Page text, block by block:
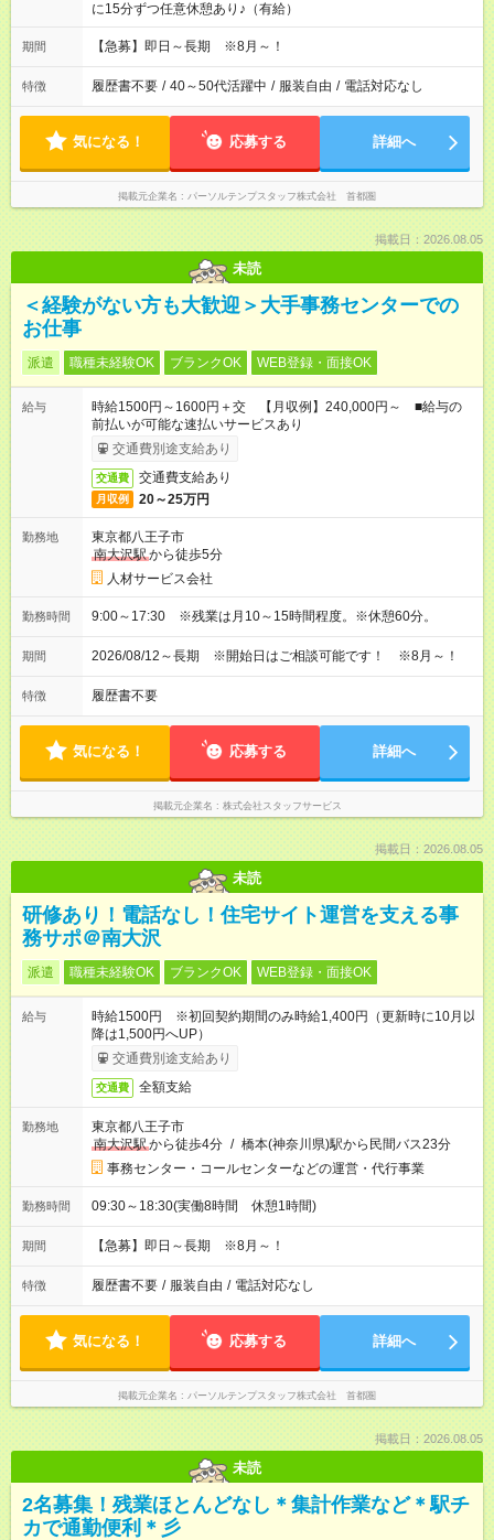
に15分ずつ任意休憩あり♪（有給）
期間 【急募】即日～長期 ※8月～！
特徴 履歴書不要 / 40～50代活躍中 / 服装自由 / 電話対応なし
気になる！ 応募する 詳細へ
掲載元企業名 パーソルテンプスタッフ株式会社 首都圏
掲載日：2026.08.05
未読
＜経験がない方も大歓迎＞大手事務センターでの
お仕事
派遣 職種未経験OK ブランクOK WEB登録・面接OK
給与
時給1500円～1600円＋交 【月収例】240,000円～ ■給与の
前払いが可能な速払いサービスあり
交通費別途支給あり
交通費 交通費支給あり
月収例 20～25万円
勤務地
東京都八王子市
南大沢駅から徒歩5分
人材サービス会社
勤務時間 9:00～17:30 ※残業は月10～15時間程度。※休憩60分。
期間 2026/08/12～長期 ※開始日はご相談可能です！ ※8月～！
特徴 履歴書不要
気になる！ 応募する 詳細へ
掲載元企業名 株式会社スタッフサービス
掲載日：2026.08.05
未読
研修あり！電話なし！住宅サイト運営を支える事
務サポ＠南大沢
派遣 職種未経験OK ブランクOK WEB登録・面接OK
給与
時給1500円 ※初回契約期間のみ時給1,400円（更新時に10月以
降は1,500円へUP）
交通費別途支給あり
交通費 全額支給
勤務地
東京都八王子市
南大沢駅から徒歩4分 / 橋本(神奈川県)駅から民間バス23分
事務センター・コールセンターなどの運営・代行事業
勤務時間 09:30～18:30(実働8時間 休憩1時間)
期間 【急募】即日～長期 ※8月～！
特徴 履歴書不要 / 服装自由 / 電話対応なし
気になる！ 応募する 詳細へ
掲載元企業名 パーソルテンプスタッフ株式会社 首都圏
掲載日：2026.08.05
未読
2名募集！残業ほとんどなし＊集計作業など＊駅チ
カで通勤便利＊彡